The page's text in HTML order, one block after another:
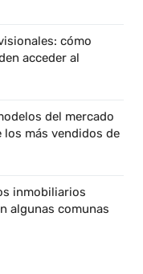
cómo
acceder al
del mercado
más vendidos de
inmobiliarios
algunas comunas